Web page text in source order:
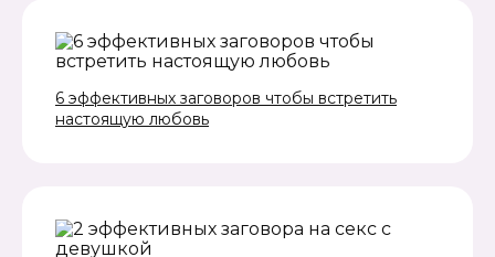
6 эффективных заговоров чтобы встретить
настоящую любовь